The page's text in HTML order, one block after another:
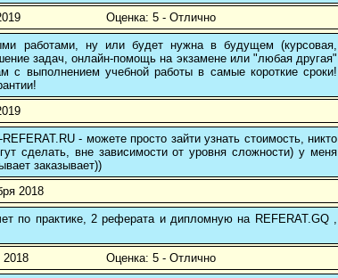
Оценка: 5 - Отлично
работами, ну или будет нужна в будущем (курсовая,
задач, онлайн-помощь на экзамене или "любая другая"
выполнением учебной работы в самые короткие сроки!
- можете просто зайти узнать стоимость, никто
сделать, вне зависимости от уровня сложности) у меня
заказывает))
2018
по практике, 2 реферата и дипломную на REFERAT.GQ ,
2018 Оценка: 5 - Отлично